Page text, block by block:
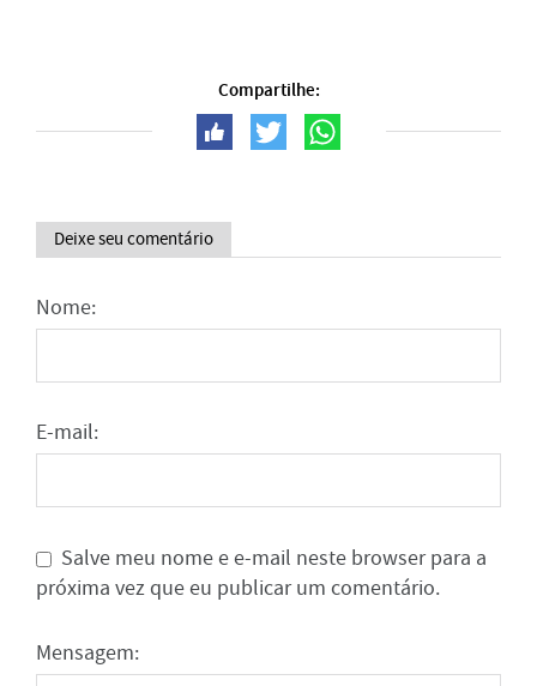
Compartilhe:
Deixe seu comentário
Nome:
E-mail:
Salve meu nome e e-mail neste browser para a
próxima vez que eu publicar um comentário.
Mensagem: